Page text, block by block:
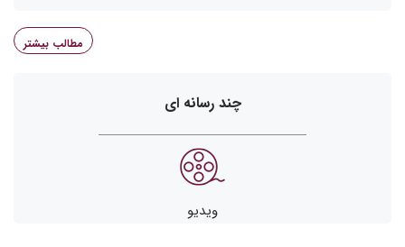
مطالب بیشتر
چند رسانه ای
ویدیو